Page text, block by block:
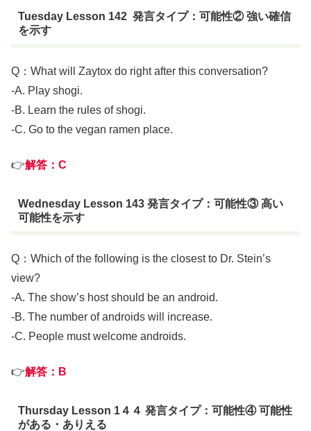
Tuesday Lesson 142 発言タイプ：可能性② 強い確信
を示す
Q：What will Zaytox do right after this conversation?
-A. Play shogi.
-B. Learn the rules of shogi.
-C. Go to the vegan ramen place.
👉解答：C
Wednesday Lesson 143 発言タイプ：可能性③ 高い
可能性を示す
Q：Which of the following is the closest to Dr. Stein’s
view?
-A. The show’s host should be an android.
-B. The number of androids will increase.
-C. People must welcome androids.
👉解答：B
Thursday Lesson 1４４ 発言タイプ：可能性④ 可能性
がある・ありえる